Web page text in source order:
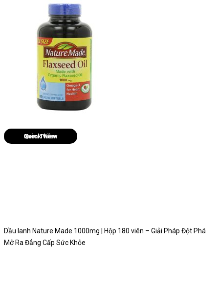
Quick View
Dầu lanh Nature Made 1000mg | Hộp 180 viên – Giải Pháp Đột Phá
Mở Ra Đẳng Cấp Sức Khỏe